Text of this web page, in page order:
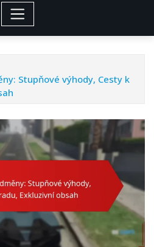
Stupňové výhody, Cesty k